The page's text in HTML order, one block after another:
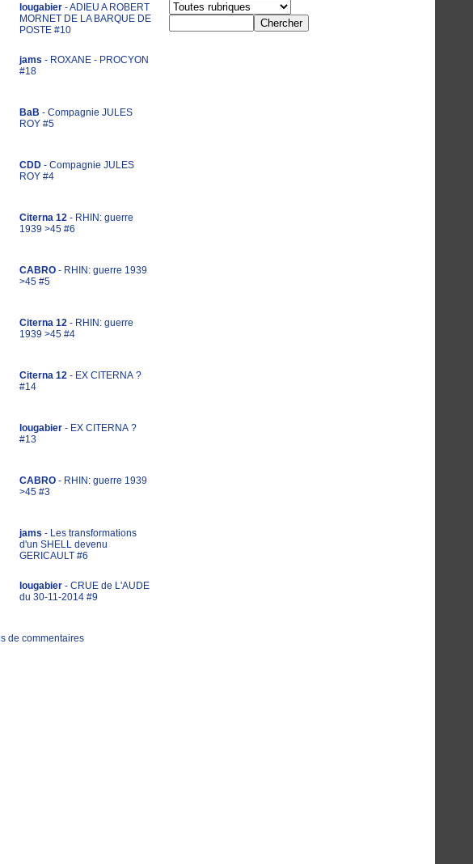
lougabier - ADIEU A ROBERT
MORNET DE LA BARQUE DE
POSTE #10
jams - ROXANE - PROCYON
#18
BaB - Compagnie JULES
ROY #5
CDD - Compagnie JULES
ROY #4
Citerna 12 - RHIN: guerre
1939 >45 #6
CABRO - RHIN: guerre 1939
>45 #5
Citerna 12 - RHIN: guerre
1939 >45 #4
Citerna 12 - EX CITERNA ?
#14
lougabier - EX CITERNA ?
#13
CABRO - RHIN: guerre 1939
>45 #3
jams - Les transformations
d'un SHELL devenu
GERICAULT #6
lougabier - CRUE de L'AUDE
du 30-11-2014 #9
de commentaires